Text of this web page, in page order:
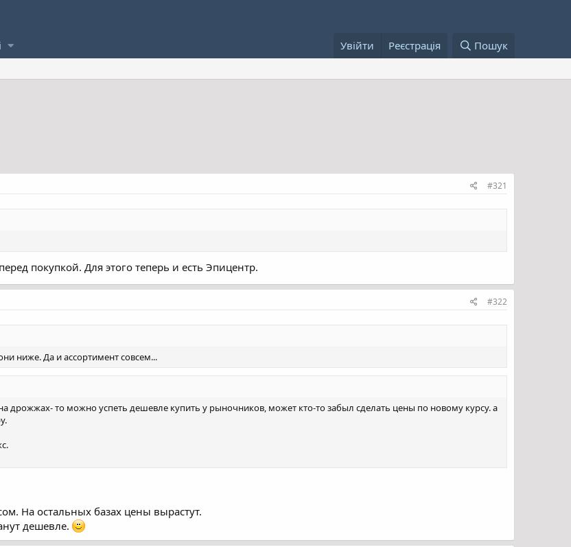
Увійти Реєстрація Пошук
#321
покупкой. Для этого теперь и есть Эпицентр.
#322
ниже. Да и ассортимент совсем...
дрожжах- то можно успеть дешевле купить у рыночников, может кто-то забыл сделать цены по новому курсу. а
На остальных базах цены вырастут.
дешевле.